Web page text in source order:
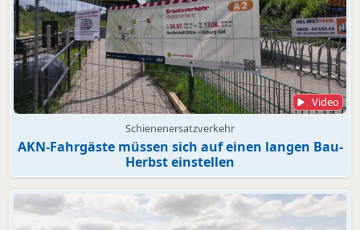
Video
Schienenersatzverkehr
AKN-Fahrgäste müssen sich auf einen langen Bau-
Herbst einstellen